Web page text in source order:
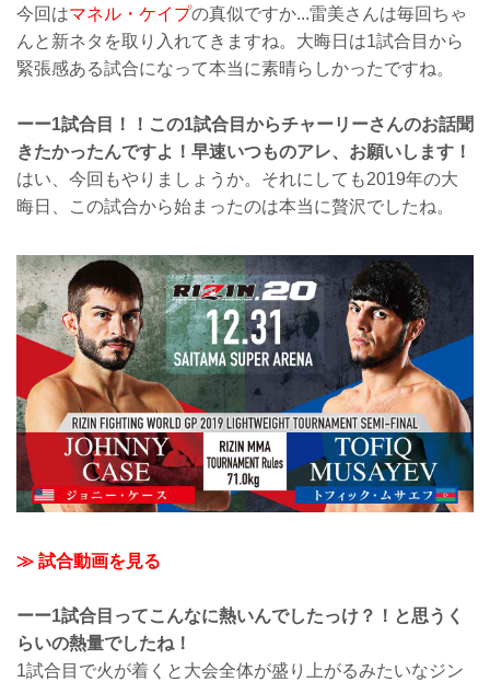
今回はマネル・ケイプの真似ですか...雷美さんは毎回ちゃ
んと新ネタを取り入れてきますね。大晦日は1試合目から
緊張感ある試合になって本当に素晴らしかったですね。
ーー1試合目！！この1試合目からチャーリーさんのお話聞
きたかったんですよ！早速いつものアレ、お願いします！
はい、今回もやりましょうか。それにしても2019年の大
晦日、この試合から始まったのは本当に贅沢でしたね。
≫ 試合動画を見る
ーー1試合目ってこんなに熱いんでしたっけ？！と思うく
らいの熱量でしたね！
1試合目で火が着くと大会全体が盛り上がるみたいなジン